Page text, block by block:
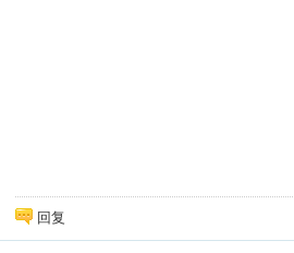
回复